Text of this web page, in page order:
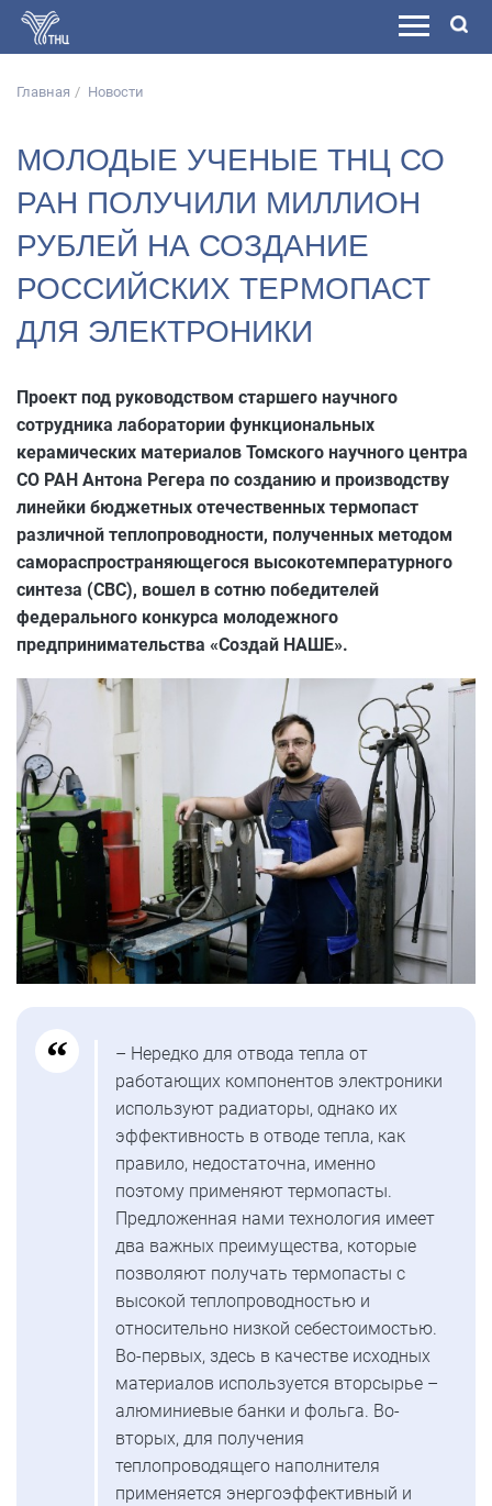
Главная Новости
МОЛОДЫЕ УЧЕНЫЕ ТНЦ СО
РАН ПОЛУЧИЛИ МИЛЛИОН
РУБЛЕЙ НА СОЗДАНИЕ
РОССИЙСКИХ ТЕРМОПАСТ
ДЛЯ ЭЛЕКТРОНИКИ
Проект под руководством старшего научного
сотрудника лаборатории функциональных
керамических материалов Томского научного центра
СО РАН Антона Регера по созданию и производству
линейки бюджетных отечественных термопаст
различной теплопроводности, полученных методом
самораспространяющегося высокотемпературного
синтеза (СВС), вошел в сотню победителей
федерального конкурса молодежного
предпринимательства «Создай НАШЕ».
– Нередко для отвода тепла от
работающих компонентов электроники
используют радиаторы, однако их
эффективность в отводе тепла, как
правило, недостаточна, именно
поэтому применяют термопасты.
Предложенная нами технология имеет
два важных преимущества, которые
позволяют получать термопасты с
высокой теплопроводностью и
относительно низкой себестоимостью.
Во-первых, здесь в качестве исходных
материалов используется вторсырье –
алюминиевые банки и фольга. Во-
вторых, для получения
теплопроводящего наполнителя
применяется энергоэффективный и